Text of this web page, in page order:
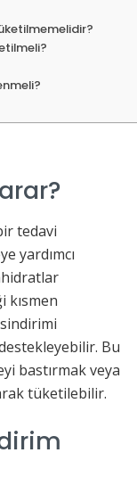
tedavi
yardımcı
kısmen
Bu
bastırmak veya
tüketilebilir.